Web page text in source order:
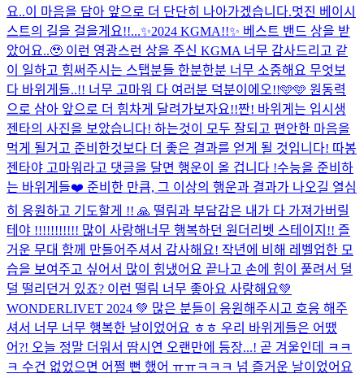
요..이 마음을 담아 앞으로 더 단단히 나아가겠습니다.멋진 베이시
스트의 길을 걸을게요!!...✨2024 KGMA!!✨ 베스트 밴드 상을 받
았어요..🥹 이런 영광스런 상을 주신 KGMA 너무 감사드리고 같
이 일하고 힘써주시는 스탭분들 한분한분 너무 소중해요 무엇보
다 바위게들..!! 너무 고마워 다 여러분 덕분이에오!!🩵🩵 원동력
으로 삼아 앞으로 더 힘차게 달려가보자요!!짠! 바위게는 입시생
젠타의 사진을 보았습니다! 하는것이 모두 잘되고 편안한 마음을
먹게 될거고 준비한것보다 더 좋은 결과를 얻게 될 것입니다! 따봉
젠타야 고마워라고 댓글을 달면 행운이 올 겁니다 !수능을 준비하
는 바위게들❤️ 준비한 만큼, 그 이상의 행운과 결과가 나오길 열심
히 응원하고 기도할게 !! 🙏 떨림과 부담감은 내가 다 가져가버릴
테야 !!!!!!!!!!! 많이 사랑해 너무 행복하던 원더리벳 스테이지!! 즐
거운 무대 함께 만들어주셔서 감사해요! 작년에 비해 레벨업한 모
습을 보여주고 싶어서 많이 힘냈어요 끝나고 손에 힘이 풀려서 덜
덜 떨리던거 있죠? 이런 떨림 너무 좋아요 사랑해요💚
WONDERLIVET 2024 💚 많은 분들이 응원해주시고 호응 해주
셔서 너무 너무 행복한 날이었어요 ㅎㅎ 우리 바위게들은 어땠
어?! 오늘 정말 더워서 땀시연 오랜만에 등장...! 곧 겨울인데 ㅋㅋ
ㅋ 수건 없었으면 어쩔 뻔 했어 ㅠㅠㅋㅋㅋ 넘 즐거운 날이었어요